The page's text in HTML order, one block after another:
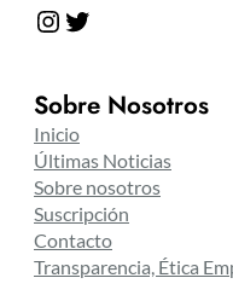
Instagram Twitter
Sobre Nosotros
Inicio
Últimas Noticias
Sobre nosotros
Suscripción
Contacto
Transparencia, Ética